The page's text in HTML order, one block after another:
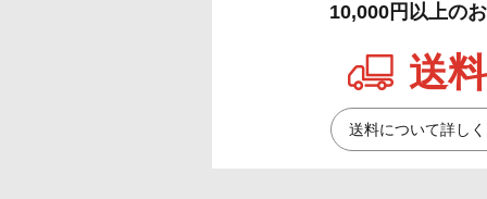
10,000円以上の
送
送料について詳し